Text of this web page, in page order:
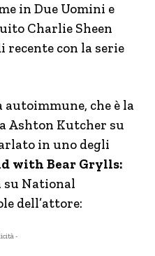
in Due Uomini e
Charlie Sheen
recente con la serie
che è la
Ashton Kutcher su
in uno degli
with Bear Grylls:
su National
dell’attore:
-